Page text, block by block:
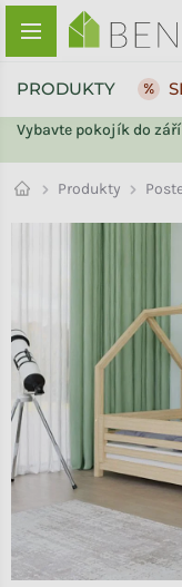
Přejít na obsah
Vybavte pokojík do září
PRODUKTY
Produkty
ZPĚT DO